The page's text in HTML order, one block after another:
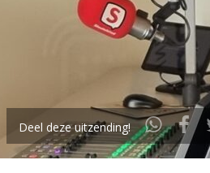
Deel deze uitzending!